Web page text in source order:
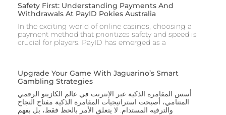
Safety First: Understanding Payments And
Withdrawals At PayID Pokies Australia
In the exciting world of online casinos, choosing a
payment method that prioritizes safety and speed is
crucial for players. PayID has emerged as a
Upgrade Your Game With Jaguarino’s Smart
Gambling Strategies
أسس المقامرة الذكية عبر الإنترنت في عالم الكازينو الرقمي
المتنامي، أصبحت استراتيجيات المقامرة الذكية مفتاح النجاح
والترفيه المستدام. لا يتعلق الأمر بالحظ فقط، بل بفهم